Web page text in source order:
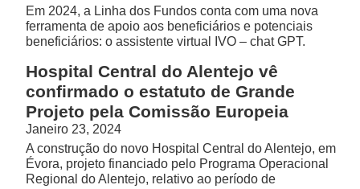
Em 2024, a Linha dos Fundos conta com uma nova
ferramenta de apoio aos beneficiários e potenciais
beneficiários: o assistente virtual IVO – chat GPT.
Hospital Central do Alentejo vê
confirmado o estatuto de Grande
Projeto pela Comissão Europeia
Janeiro 23, 2024
A construção do novo Hospital Central do Alentejo, em
Évora, projeto financiado pelo Programa Operacional
Regional do Alentejo, relativo ao período de